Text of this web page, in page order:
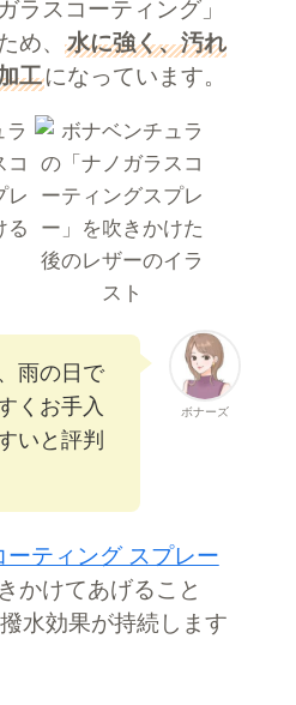
ラスコーティング」
め、 水に強く、汚れ
工になっています。
ボナーズ
雨の日で
くお手入
いと評判
ーティング スプレー
かけてあげること
水効果が持続します